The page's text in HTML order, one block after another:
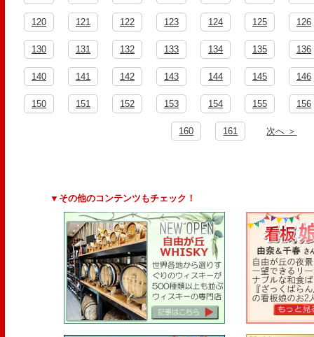
120 121 122 123 124 125 126
130 131 132 133 134 135 136
140 141 142 143 144 145 146
150 151 152 153 154 155 156
160 161 次へ ＞
▼その他のコンテンツもチェック！